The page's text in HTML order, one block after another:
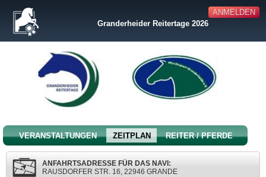
ANMELDEN
Granderheider Reitertage 2026
VERANSTALTUNGEN ZEITPLAN REITER / PFERDE
ANFAHRTSADRESSE FÜR DAS NAVI:
RAUSDORFER STR. 16, 22946 GRANDE